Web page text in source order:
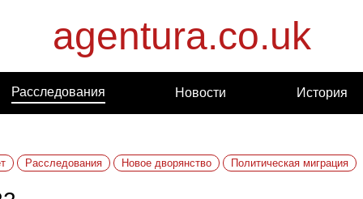
agentura.co.uk
Расследования Новости История
Расследования Новое дворянство Политическая миграция